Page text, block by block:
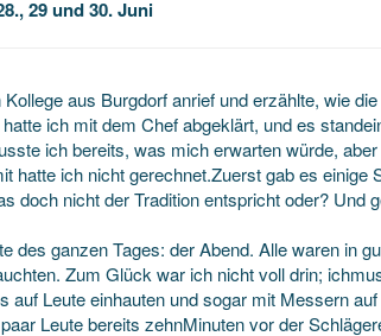
29 und 30. Juni
aus Burgdorf anrief und erzählte, wie
ich mit dem Chef abgeklärt, undes
ich bereits, was mich erwarten würde,
hatte ich nicht gerechnet.Zuerst gab es einige
doch nicht der Tradition entspricht oder? Und
des ganzen Tages: der Abend. Alle waren in
Zum Glück war ich nicht voll drin;
auf Leute einhauten und sogar mit Messern
Leute bereits zehnMinuten vor der